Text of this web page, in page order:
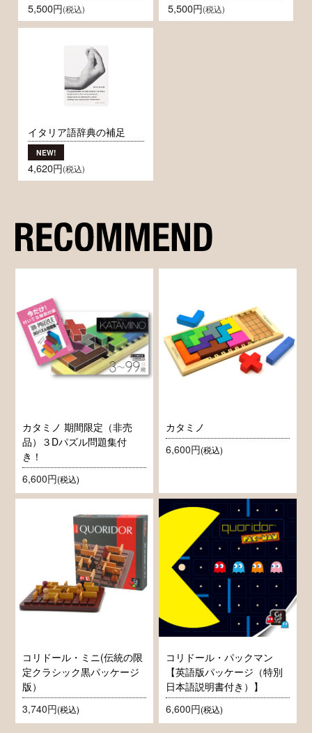
5,500円(税込)
5,500円(税込)
イタリア語辞典の補足
4,620円(税込)
カタミノ 期間限定（非売
品）３Dパズル問題集付
き！
6,600円(税込)
カタミノ
6,600円(税込)
コリドール・ミニ(伝統の限
定クラシック黒パッケージ
版）
3,740円(税込)
コリドール・パックマン
【英語版パッケージ（特別
日本語説明書付き）】
6,600円(税込)